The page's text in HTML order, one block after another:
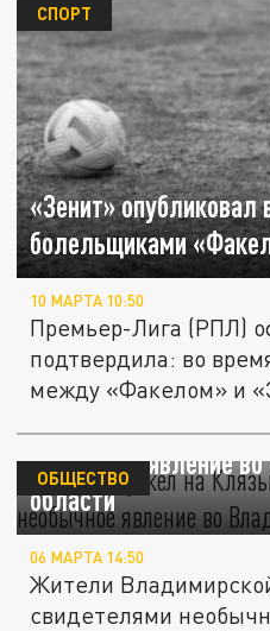
«Зенит»
болельщиками
СПОРТ
10 МАРТА 10:50
Премьер-Лига (РПЛ)
подтвердила: во
между «Факелом» и
Ледяной факел на
необычное явление
области
ОБЩЕСТВО
06 МАРТА 14:50
Жители
свидетелями